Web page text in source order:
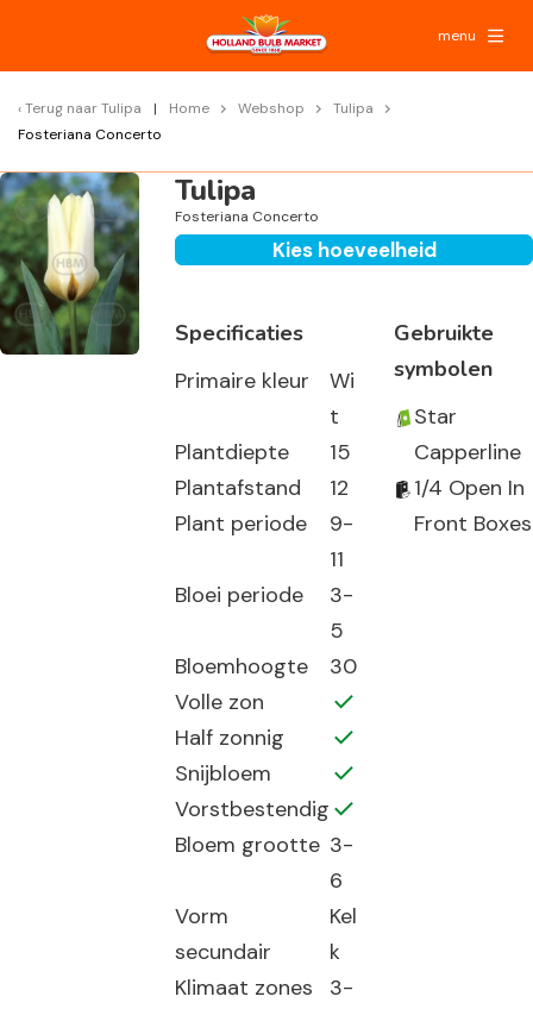
menu
Terug naarTulipa Home Webshop
Tulipa
Fosteriana Concerto
Tulipa
Fosteriana Concerto
Kies hoeveelheid
Specificaties
Primaire kleur
Wi
t
Plantdiepte
15
Plantafstand
12
Plant periode
9-
11
Bloei periode
3-
5
Bloemhoogte
30
Volle zon
Half zonnig
Snijbloem
Vorstbestendig
Bloem grootte 3-
6
Vorm
secundair
Kel
k
Klimaat zones
3-
Gebruikte
symbolen
Star
Capperline
1/4 Open In
Front Boxes